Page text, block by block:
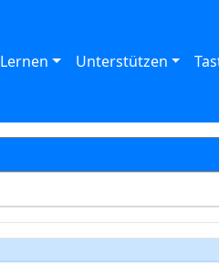
Lernen Unterstützen